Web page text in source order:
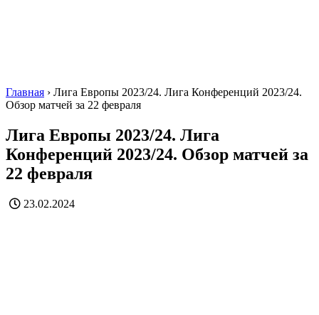
Главная › Лига Европы 2023/24. Лига Конференций 2023/24.
Обзор матчей за 22 февраля
Лига Европы 2023/24. Лига
Конференций 2023/24. Обзор матчей за
22 февраля
23.02.2024